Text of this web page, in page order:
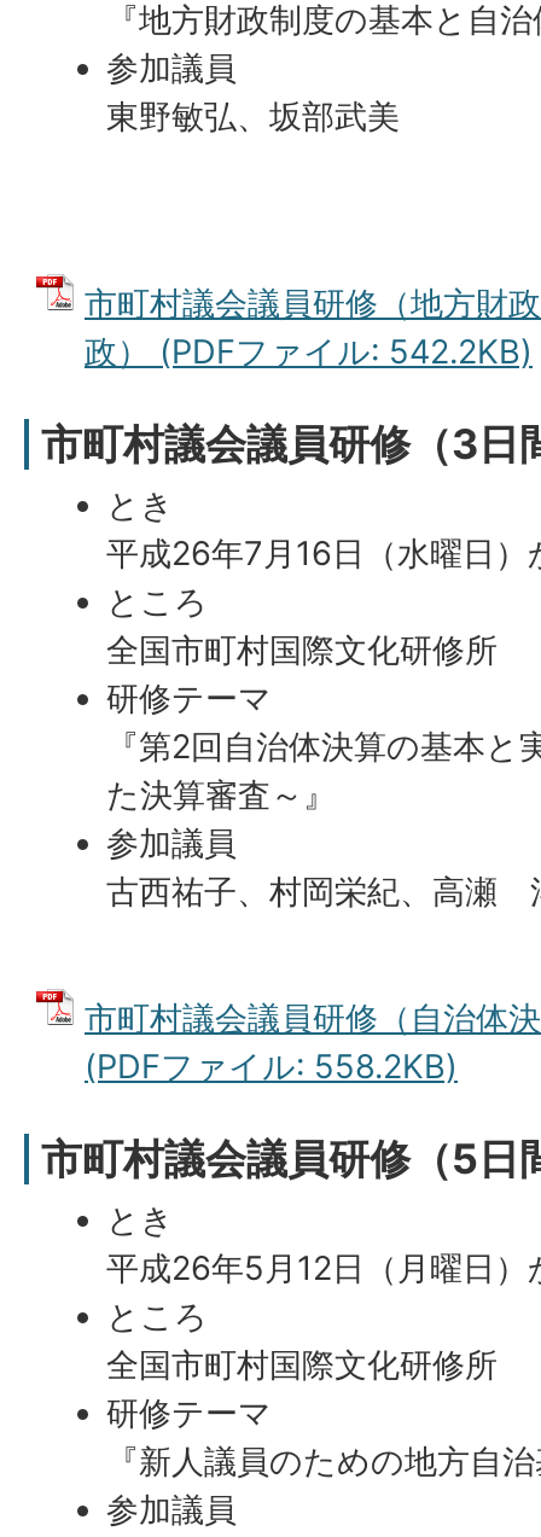
『地方財政制度の基本と自
参加議員
東野敏弘、坂部武美
市町村議会議員研修（地方財
政） (PDFファイル: 542.2KB)
市町村議会議員研修（3日
とき
平成26年7月16日（水曜日
ところ
全国市町村国際文化研修所
研修テーマ
『第2回自治体決算の基本
た決算審査～』
参加議員
古西祐子、村岡栄紀、高
市町村議会議員研修（自治体
(PDFファイル: 558.2KB)
市町村議会議員研修（5日
とき
平成26年5月12日（月曜日
ところ
全国市町村国際文化研修所
研修テーマ
『新人議員のための地方自
参加議員